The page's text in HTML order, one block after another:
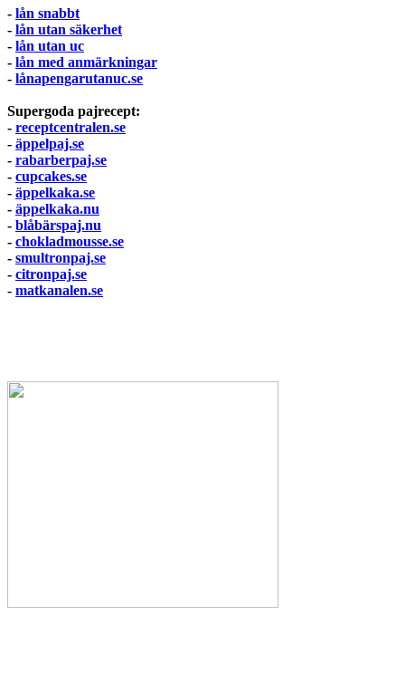
- lån snabbt
- lån utan säkerhet
- lån utan uc
- lån med anmärkningar
- lånapengarutanuc.se
Supergoda pajrecept:
- receptcentralen.se
- äppelpaj.se
- rabarberpaj.se
- cupcakes.se
- äppelkaka.se
- äppelkaka.nu
- blåbärspaj.nu
- chokladmousse.se
- smultronpaj.se
- citronpaj.se
- matkanalen.se